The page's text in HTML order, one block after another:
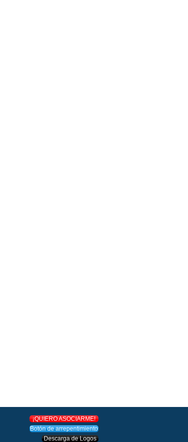
¡QUIERO ASOCIARME!
Botón de arrepentimiento
Descarga de Logos